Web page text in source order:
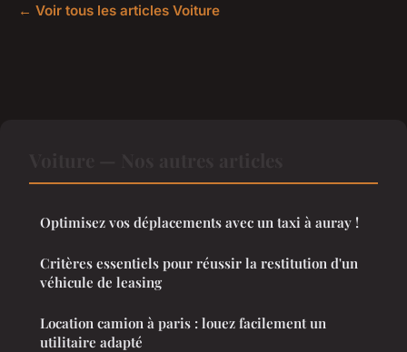
← Voir tous les articles Voiture
Optimisez vos déplacements avec un taxi à auray !
Critères essentiels pour réussir la restitution d'un
véhicule de leasing
Location camion à paris : louez facilement un
utilitaire adapté